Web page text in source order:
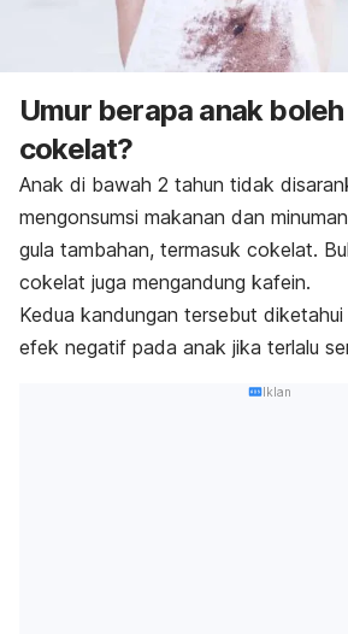
Umur berapa anak
cokelat?
Anak di bawah 2 tahun tidak
mengonsumsi makanan dan
gula tambahan, termasuk cokelat.
cokelat juga mengandung kafein.
Kedua kandungan tersebut
efek negatif pada anak jika terlalu
Iklan